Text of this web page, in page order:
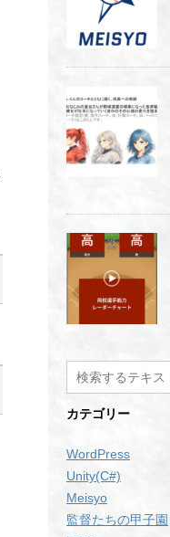
カテゴリー
WordPress
Unity(C#)
Meisyo
監督たちの甲子園